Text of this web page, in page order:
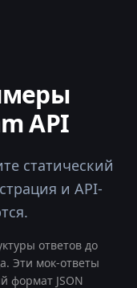
API
статический
и API-
ответов до
Эти мок-ответы
формат JSON